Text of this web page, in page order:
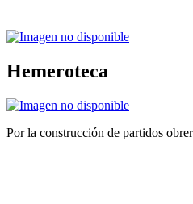
Hemeroteca
Por la construcción de partidos